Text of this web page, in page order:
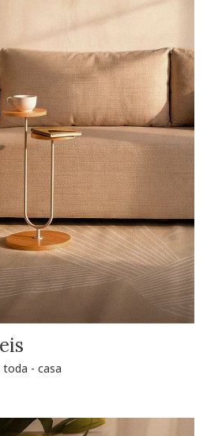
toda - casa